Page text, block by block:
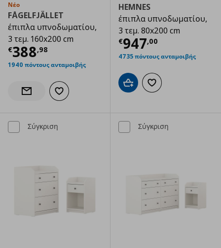
Νέο
FÅGELFJÄLLET
έπιπλα υπνοδωματίου,
3 τεμ. 160x200 cm
€388,98
Τρέχουσα τιμή € 388,98
1940 πόντους ανταμοιβής
Ενημέρωση διαθεσιμότητας
Προσθήκη στα αγαπημένα
HEMNES
έπιπλα υπνοδωματίου,
3 τεμ. 80x200 cm
€947,00
Τρέχουσα
4735 πόντους ανταμοιβής
Προσθήκη στο καλάθι
Προσθήκη στα
Σύγκριση Σύγκριση